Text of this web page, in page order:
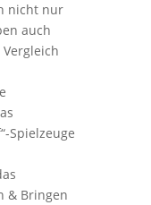
nicht nur
auch
Spielzeuge
& Bringen